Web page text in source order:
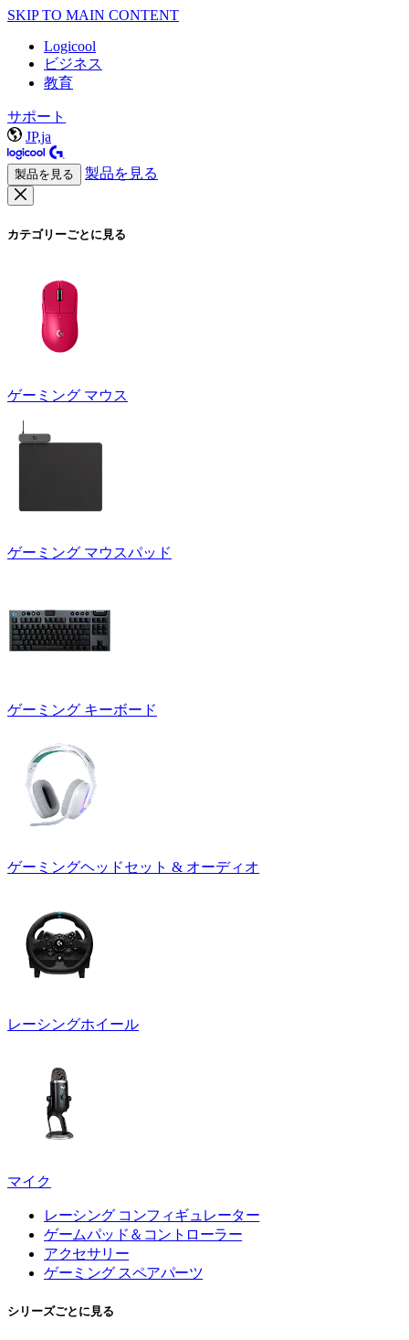
SKIP TO MAIN CONTENT
Logicool
ビジネス
教育
サポート
JP,ja
製品を見る 製品を見る
カテゴリーごとに見る
ゲーミング マウス
ゲーミング マウスパッド
ゲーミング キーボード
ゲーミングヘッドセット & オーディオ
レーシングホイール
マイク
レーシング コンフィギュレーター
ゲームパッド＆コントローラー
アクセサリー
ゲーミング スペアパーツ
シリーズごとに見る